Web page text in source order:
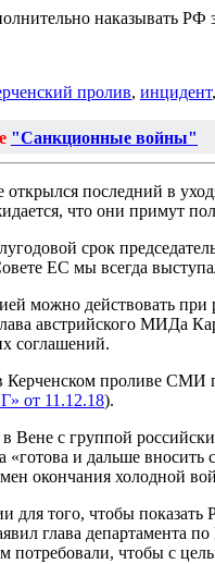
наказывать
пролив, инцидент,
"Санкционные войны"
открылся последний в
что они примут
срок
ЕС мы всегда
можно действовать
австрийского МИДа
соглашений.
проливе СМИ
от 11.12.18).
в Вене с группой
«готова и дальше
окончания холодной
для того, чтобы показать
глава департамента
потребовали, чтобы с